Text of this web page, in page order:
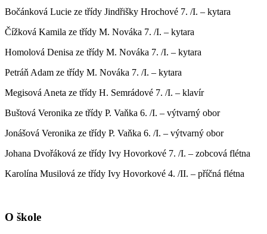
Bočánková Lucie ze třídy Jindřišky Hrochové 7. /I. – kytara
Čížková Kamila ze třídy M. Nováka 7. /I. – kytara
Homolová Denisa ze třídy M. Nováka 7. /I. – kytara
Petráň Adam ze třídy M. Nováka 7. /I. – kytara
Megisová Aneta ze třídy H. Semrádové 7. /I. – klavír
Buštová Veronika ze třídy P. Vaňka 6. /I. – výtvarný obor
Jonášová Veronika ze třídy P. Vaňka 6. /I. – výtvarný obor
Johana Dvořáková ze třídy Ivy Hovorkové 7. /I. – zobcová flétna
Karolína Musilová ze třídy Ivy Hovorkové 4. /II. – příčná flétna
O škole